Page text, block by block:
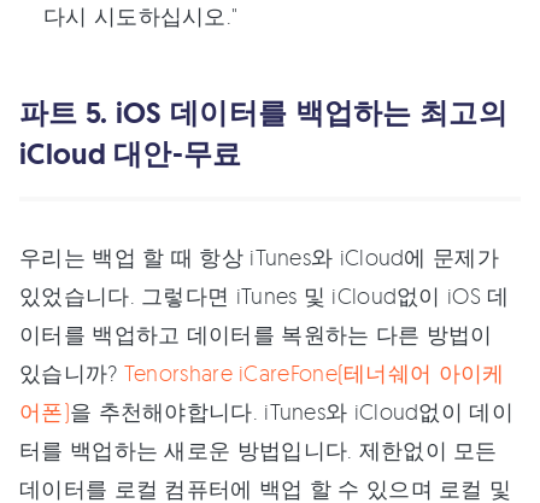
다시 시도하십시오."
파트 5. iOS 데이터를 백업하는 최고의
iCloud 대안-무료
우리는 백업 할 때 항상 iTunes와 iCloud에 문제가
있었습니다. 그렇다면 iTunes 및 iCloud없이 iOS 데
이터를 백업하고 데이터를 복원하는 다른 방법이
있습니까? Tenorshare iCareFone(테너쉐어 아이케
어폰)을 추천해야합니다. iTunes와 iCloud없이 데이
터를 백업하는 새로운 방법입니다. 제한없이 모든
데이터를 로컬 컴퓨터에 백업 할 수 있으며 로컬 및